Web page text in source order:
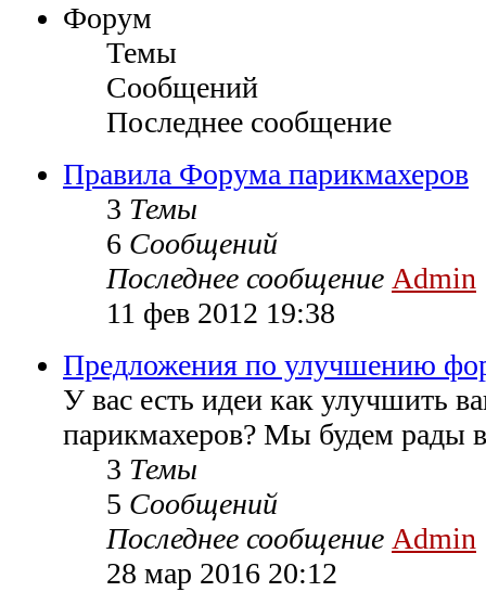
Форум
Темы
Сообщений
Последнее сообщение
Правила Форума парикмахеров
3 Темы
6 Сообщений
Последнее сообщение Admin
11 фев 2012 19:38
Предложения по улучшению
У вас есть идеи как улучшить
парикмахеров? Мы будем рады
3 Темы
5 Сообщений
Последнее сообщение Admin
28 мар 2016 20:12